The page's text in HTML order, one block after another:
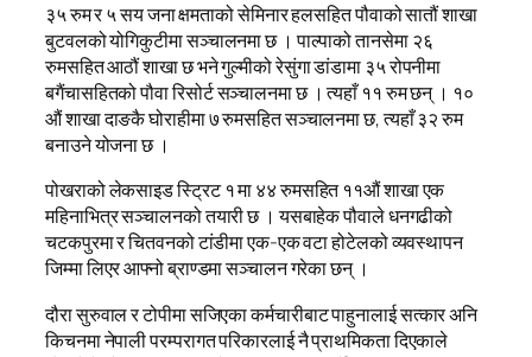
३५ रुम र ५ सय जना क्षमताको सेमिनार हलसहित पौवाको सातौं शाखा
बुटवलको योगिकुटीमा सञ्चालनमा छ । पाल्पाको तानसेमा २६
रुमसहित आठौं शाखा छ भने गुल्मीको रेसुंगा डांडामा ३५ रोपनीमा
बगैंचासहितको पौवा रिसोर्ट सञ्चालनमा छ । त्यहाँ ११ रुम छन् । १०
औं शाखा दाङकै घोराहीमा ७ रुमसहित सञ्चालनमा छ, त्यहाँ ३२ रुम
बनाउने योजना छ ।
पोखराको लेकसाइड स्ट्रिट १ मा ४४ रुमसहित ११औं शाखा एक
महिनाभित्र सञ्चालनको तयारी छ । यसबाहेक पौवाले धनगढीको
चटकपुरमा र चितवनको टांडीमा एक-एक वटा होटेलको व्यवस्थापन
जिम्मा लिएर आफ्नो ब्राण्डमा सञ्चालन गरेका छन् ।
दौरा सुरुवाल र टोपीमा सजिएका कर्मचारीबाट पाहुनालाई सत्कार अनि
किचनमा नेपाली परम्परागत परिकारलाई नै प्राथमिकता दिएकाले